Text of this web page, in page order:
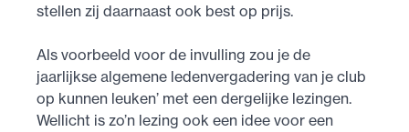
stellen zij daarnaast ook best op prijs.
Als voorbeeld voor de invulling zou je de
jaarlijkse algemene ledenvergadering van je club
op kunnen leuken’ met een dergelijke lezingen.
Wellicht is zo’n lezing ook een idee voor een